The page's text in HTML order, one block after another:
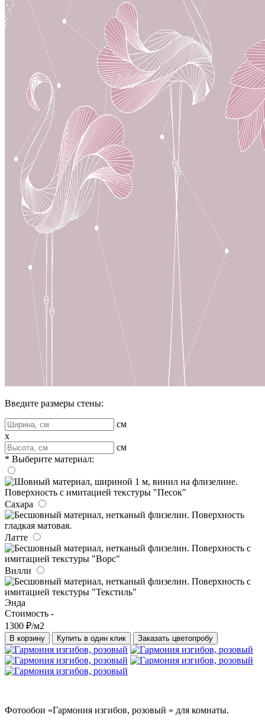
Введите размеры стены:
см
x
см
* Выберите материал:
Сахара
Латте
Вилли
Энда
Стоимость -
1300 ₽/м2
В корзину Купить в один клик Заказать цветопробу
Фотообои «Гармония изгибов, розовый » для комнаты.